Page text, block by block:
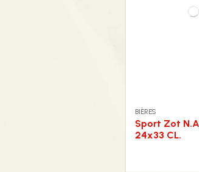
BIÈRES
Sport Zot N.A
24x33 CL.